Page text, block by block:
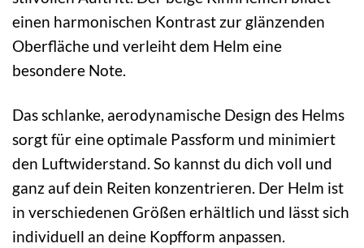
einen harmonischen Kontrast zur glänzenden
Oberfläche und verleiht dem Helm eine
besondere Note.
Das schlanke, aerodynamische Design des Helms
sorgt für eine optimale Passform und minimiert
den Luftwiderstand. So kannst du dich voll und
ganz auf dein Reiten konzentrieren. Der Helm ist
in verschiedenen Größen erhältlich und lässt sich
individuell an deine Kopfform anpassen.